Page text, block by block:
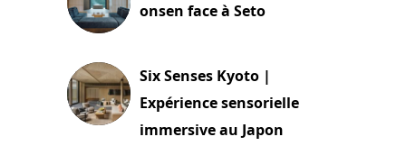
onsen face à Seto
Six Senses Kyoto |
Expérience sensorielle
immersive au Japon